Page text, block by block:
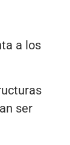
a los
ser